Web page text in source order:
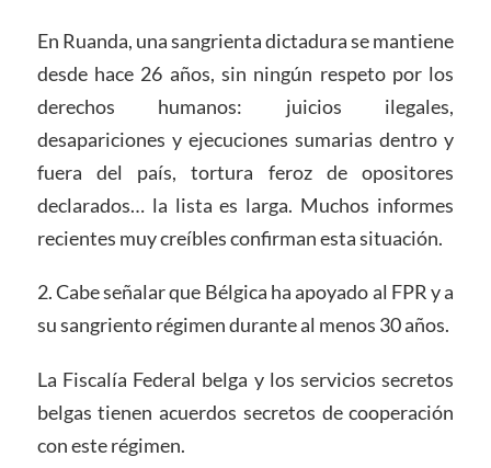
En Ruanda, una sangrienta dictadura se mantiene
desde hace 26 años, sin ningún respeto por los
derechos humanos: juicios ilegales,
desapariciones y ejecuciones sumarias dentro y
fuera del país, tortura feroz de opositores
declarados… la lista es larga. Muchos informes
recientes muy creíbles confirman esta situación.
2. Cabe señalar que Bélgica ha apoyado al FPR y a
su sangriento régimen durante al menos 30 años.
La Fiscalía Federal belga y los servicios secretos
belgas tienen acuerdos secretos de cooperación
con este régimen.